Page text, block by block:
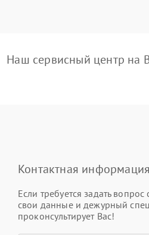
Наш сервисный центр на
Контактная информация
Если требуется задать вопрос
свои данные и дежурный
проконсультирует Вас!